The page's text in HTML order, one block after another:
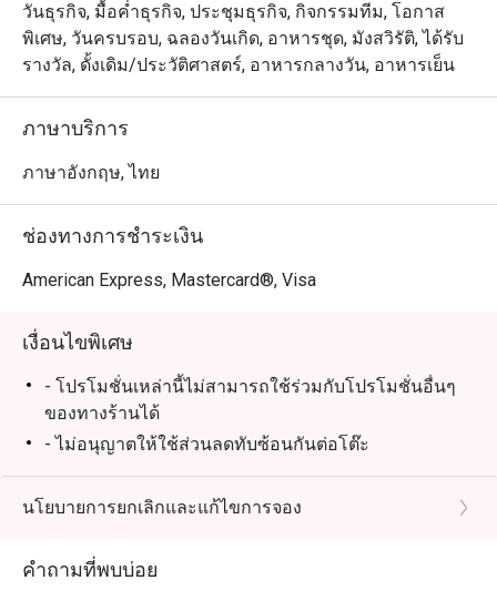
วันธุรกิจ, มื้อค่ำธุรกิจ, ประชุมธุรกิจ, กิจกรรมทีม, โอกาส
พิเศษ, วันครบรอบ, ฉลองวันเกิด, อาหารชุด, มังสวิรัติ, ได้รับ
รางวัล, ดั้งเดิม/ประวัติศาสตร์, อาหารกลางวัน, อาหารเย็น
ภาษาบริการ
ภาษาอังกฤษ, ไทย
ช่องทางการชำระเงิน
American Express, Mastercard®, Visa
เงื่อนไขพิเศษ
- โปรโมชั่นเหล่านี้ไม่สามารถใช้ร่วมกับโปรโมชั่นอื่นๆ
ของทางร้านได้
- ไม่อนุญาตให้ใช้ส่วนลดทับซ้อนกันต่อโต๊ะ
- โปรดมาถึงตรงเวลาเพื่อรับส่วนลดและที่นั่ง การจองของ
คุณจะถือว่าไม่สามารถใช้ได้หากคุณมาถึงก่อนเวลาหรือ
วันจันทร์ – อาทิตย์
นโยบายการยกเลิกและแก้ไขการจอง
คำถามที่พบบ่อย